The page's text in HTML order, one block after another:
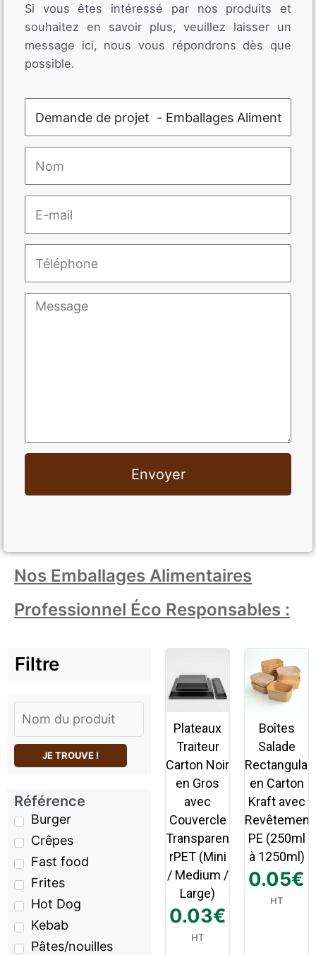
Si vous êtes intéressé par nos produits et
souhaitez en savoir plus, veuillez laisser un
message ici, nous vous répondrons dès que
possible.
Envoyer
Nos Emballages Alimentaires
Professionnel Éco Responsables :
Filtre
JE TROUVE !
Référence
Burger
Crêpes
Fast food
Frites
Hot Dog
Kebab
Pâtes/nouilles
Plateaux
Traiteur
Carton Noir
en Gros
avec
Couvercle
Transparent
rPET (Mini
/ Medium /
Large)
0.03€
HT
Boîtes
Salade
en Carton
Kraft avec
Revêtement
PE (250ml
à 1250ml)
0.05€
HT